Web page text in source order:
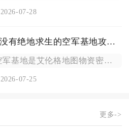
2026-07-28
有没有绝地求生的空军基地攻略指南
空军基地是艾伦格地图物资密度最高、对抗强度最大的核心区域，想...
2026-07-25
更多->